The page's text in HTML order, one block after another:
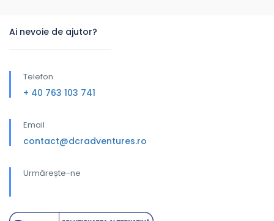
Ai nevoie de ajutor?
Telefon
+ 40 763 103 741
Email
contact@dcradventures.ro
Urmărește-ne